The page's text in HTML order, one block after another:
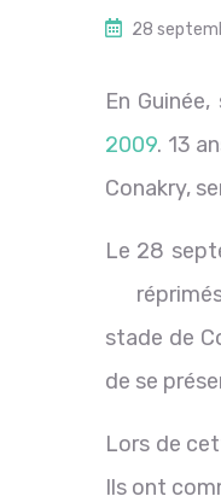
28
En
2009. 13
Conakry,
Le 28
réprimés
stade de
de se
Lors de
Ils ont